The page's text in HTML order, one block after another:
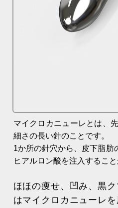
マイクロカニューレとは、
細さの長い針のことです。
1か所の針穴から、皮下脂肪
ヒアルロン酸を注入すること
ほほの痩せ、凹み、黒
はマイクロカニューレ